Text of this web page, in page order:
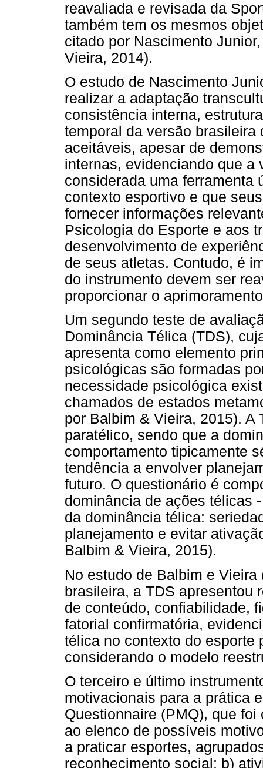
reavaliada e revisada da
também tem os mesmos
citado por Nascimento
Vieira, 2014).
O estudo de Nascimento
realizar a adaptação
consistência interna,
temporal da versão
aceitáveis, apesar de
internas, evidenciando que a
considerada uma ferramenta
contexto esportivo e que
fornecer informações
Psicologia do Esporte e aos
desenvolvimento de
de seus atletas. Contudo, é
do instrumento devem ser
proporcionar o
Um segundo teste de
Dominância Télica (TDS),
apresenta como elemento
psicológicas são formadas
necessidade psicológica
chamados de estados
por Balbim & Vieira, 2015). A
paratélico, sendo que a
comportamento tipicamente
tendência a envolver
futuro. O questionário é
dominância de ações télicas
da dominância télica:
planejamento e evitar
Balbim & Vieira, 2015).
No estudo de Balbim e
brasileira, a TDS apresentou
de conteúdo, confiabilidade,
fatorial confirmatória,
télica no contexto do esporte
considerando o modelo
O terceiro e último
motivacionais para a prática
Questionnaire (PMQ), que
ao elenco de possíveis
a praticar esportes,
reconhecimento social; b)